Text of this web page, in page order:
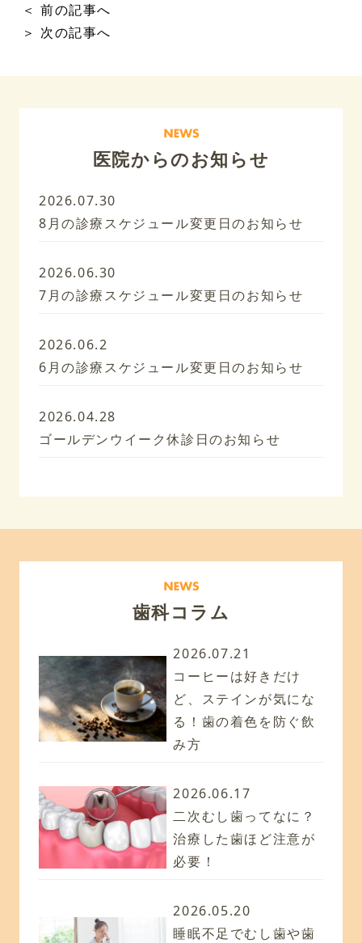
＜ 前の記事へ
＞ 次の記事へ
医院からのお知らせ
2026.07.30
8月の診療スケジュール変更日のお知らせ
2026.06.30
7月の診療スケジュール変更日のお知らせ
2026.06.2
6月の診療スケジュール変更日のお知らせ
2026.04.28
ゴールデンウイーク休診日のお知らせ
歯科コラム
2026.07.21
コーヒーは好きだけ
ど、ステインが気にな
る！歯の着色を防ぐ飲
み方
2026.06.17
二次むし歯ってなに？
治療した歯ほど注意が
必要！
2026.05.20
睡眠不足でむし歯や歯